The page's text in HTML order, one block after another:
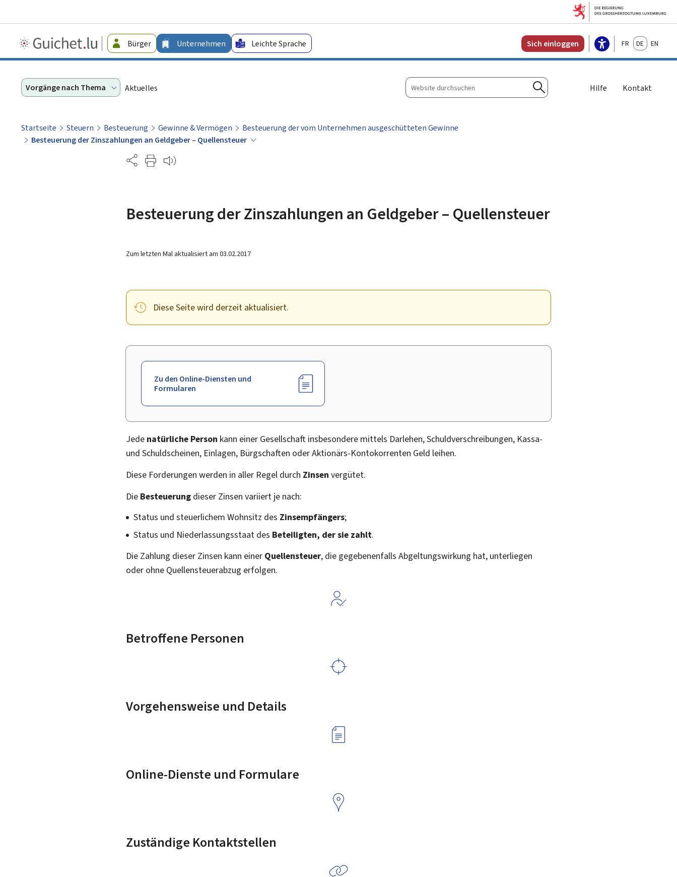
Guichet.lu
-
Bürger Unternehmen Leichte Sprache Sich einloggen FrançaisDeutschEnglish
Vorgänge nach Thema Aktuelles
Website
durchsuchen
Suchen
Hilfe Kontakt
Startseite Steuern Besteuerung Gewinne & Vermögen
Besteuerung der vom Unternehmen ausgeschütteten Gewinne
Besteuerung der Zinszahlungen an Geldgeber – Quellensteuer
Partage
Besteuerung der Zinszahlungen an Geldgeber – Quellensteuer
Zum letzten Mal aktualisiert am 03.02.2017
Diese Seite wird derzeit aktualisiert.
Zu den Online-Diensten und
Formularen
Jede natürliche Person kann einer Gesellschaft insbesondere mittels Darlehen, Schuldverschreibungen, Kassa-
und Schuldscheinen, Einlagen, Bürgschaften oder Aktionärs-Kontokorrenten Geld leihen.
Diese Forderungen werden in aller Regel durch Zinsen vergütet.
Die Besteuerung dieser Zinsen variiert je nach:
Status und steuerlichem Wohnsitz des Zinsempfängers;
Status und Niederlassungsstaat des Beteiligten, der sie zahlt.
Die Zahlung dieser Zinsen kann einer Quellensteuer, die gegebenenfalls Abgeltungswirkung hat, unterliegen
oder ohne Quellensteuerabzug erfolgen.
Betroffene Personen
Vorgehensweise und Details
Online-Dienste und Formulare
Zuständige Kontaktstellen